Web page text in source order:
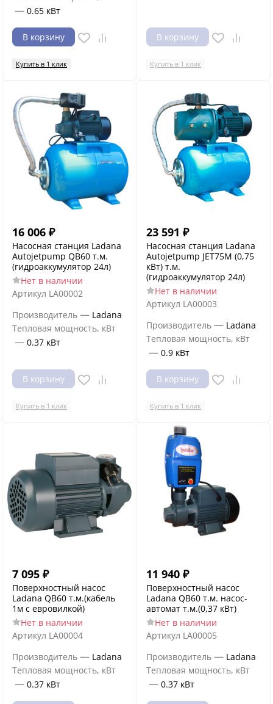
— 0.65 кВт
В корзину
Купить в 1 клик
В корзину
Купить в 1 клик
16 006 ₽
Насосная станция Ladana
Autojetpump QB60 т.м.
(гидроаккумулятор 24л)
Нет в наличии
Артикул LA00002
Производитель — Ladana
Тепловая мощность, кВт
— 0.37 кВт
В корзину
Купить в 1 клик
23 591 ₽
Насосная станция Ladana
Autojetpump JET75M (0,75
кВт) т.м.
(гидроаккумулятор 24л)
Нет в наличии
Артикул LA00003
Производитель — Ladana
Тепловая мощность, кВт
— 0.9 кВт
В корзину
Купить в 1 клик
7 095 ₽
Поверхностный насос
Ladana QB60 т.м.(кабель
1м с евровилкой)
Нет в наличии
Артикул LA00004
Производитель — Ladana
Тепловая мощность, кВт
— 0.37 кВт
11 940 ₽
Поверхностный насос
Ladana QB60 т.м. насос-
автомат т.м.(0,37 кВт)
Нет в наличии
Артикул LA00005
Производитель — Ladana
Тепловая мощность, кВт
— 0.37 кВт